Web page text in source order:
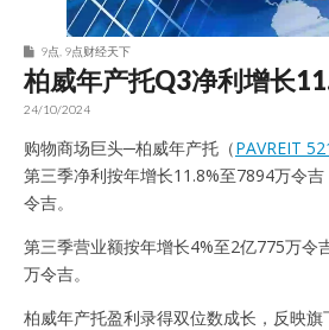
9点 9点财经天下
柏威年产托Q3净利增长
24/10/2024
购物商场巨头─柏威年产托（PAVREIT
第三季净利按年增长11.8%至7894万令
令吉。
第三季营业额按年增长4%至2亿775万令
万令吉。
柏威年产托盈利录得双位数成长，反映